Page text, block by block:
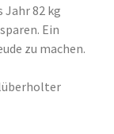
Jahr 82 kg
Ein
zu machen.